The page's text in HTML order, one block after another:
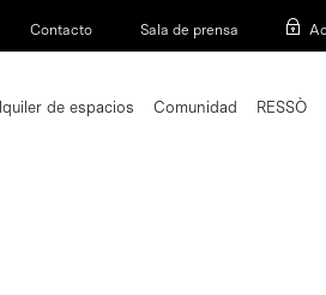
Contacto Sala de prensa
de espacios Comunidad RESSÒ